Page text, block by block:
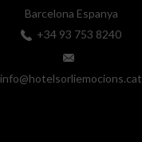
Barcelona Espanya
+34 93 753 8240
info@hotelsorliemocions.cat